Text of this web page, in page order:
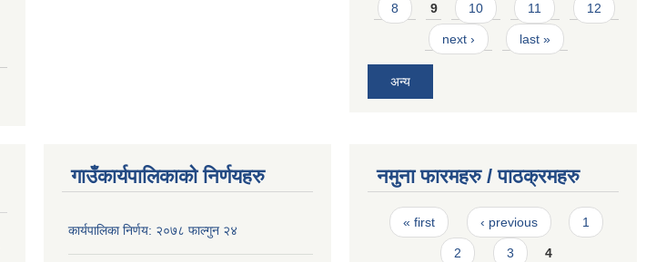
8 9 10 11 12
next › last »
अन्य
गाउँकार्यपालिकाको निर्णयहरु
कार्यपालिका निर्णय: २०७८ फाल्गुन २४
नमुना फारमहरु / पाठक्रमहरु
Pages
« first ‹ previous 1
2 3 4